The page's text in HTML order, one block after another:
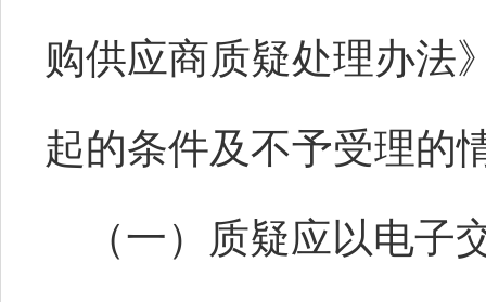
购供应商质疑处理办法
起的条件及不予受理的
（一）质疑应以电